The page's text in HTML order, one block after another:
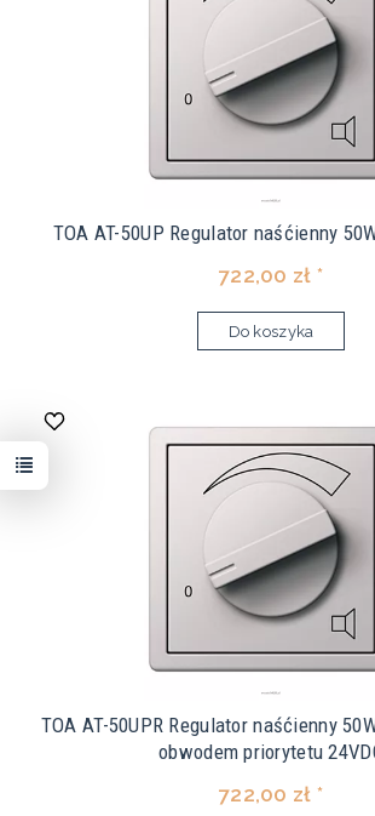
TOA AT-50UP Regulator naśćienny
722,00 zł *
Do koszyka
TOA AT-50UPR Regulator naśćienny
obwodem priorytetu
722,00 zł *